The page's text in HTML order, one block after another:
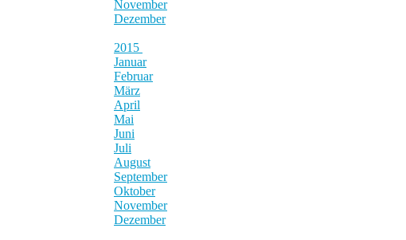
November
Dezember
2015
Januar
Februar
März
April
Mai
Juni
Juli
August
September
Oktober
November
Dezember